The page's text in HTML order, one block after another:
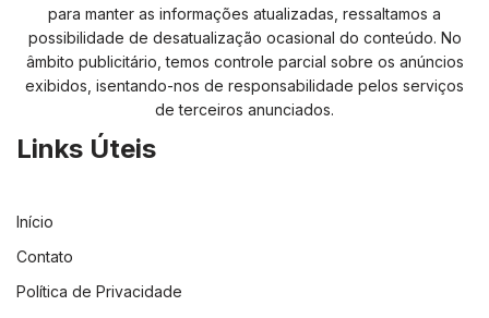
para manter as informações atualizadas, ressaltamos a
possibilidade de desatualização ocasional do conteúdo. No
âmbito publicitário, temos controle parcial sobre os anúncios
exibidos, isentando-nos de responsabilidade pelos serviços
de terceiros anunciados.
Links Úteis
Início
Contato
Política de Privacidade